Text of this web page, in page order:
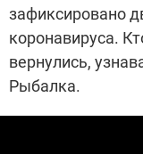
зафиксировано
коронавируса.
вернулись,
Рыбалка.